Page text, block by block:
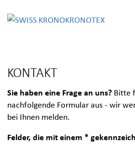
KRONOTEX
KONTAKT
Sie haben eine Frage an uns? Bitte
nachfolgende Formular aus - wir
bei Ihnen melden.
Felder, die mit einem *